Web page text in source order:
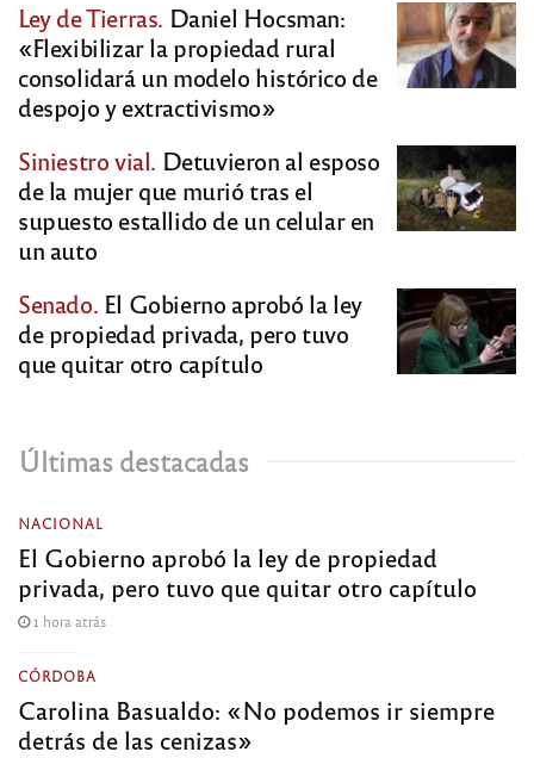
Ley de Tierras. Daniel Hocsman:
«Flexibilizar la propiedad rural
consolidará un modelo histórico de
despojo y extractivismo»
Siniestro vial. Detuvieron al esposo
de la mujer que murió tras el
supuesto estallido de un celular en
un auto
Senado. El Gobierno aprobó la ley
de propiedad privada, pero tuvo
que quitar otro capítulo
Últimas destacadas
NACIONAL
El Gobierno aprobó la ley de propiedad
privada, pero tuvo que quitar otro capítulo
1 hora atrás
CÓRDOBA
Carolina Basualdo: «No podemos ir siempre
detrás de las cenizas»